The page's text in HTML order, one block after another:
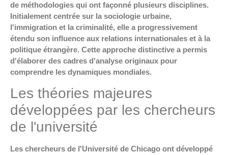
de méthodologies qui ont façonné plusieurs disciplines.
Initialement centrée sur la sociologie urbaine,
l'immigration et la criminalité, elle a progressivement
étendu son influence aux relations internationales et à la
politique étrangère. Cette approche distinctive a permis
d'élaborer des cadres d'analyse originaux pour
comprendre les dynamiques mondiales.
Les théories majeures
développées par les chercheurs
de l'université
Les chercheurs de l'Université de Chicago ont développé